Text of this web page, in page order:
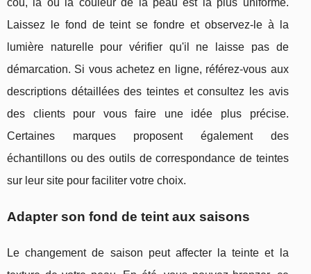
cou, là où la couleur de la peau est la plus uniforme.
Laissez le fond de teint se fondre et observez-le à la
lumière naturelle pour vérifier qu'il ne laisse pas de
démarcation. Si vous achetez en ligne, référez-vous aux
descriptions détaillées des teintes et consultez les avis
des clients pour vous faire une idée plus précise.
Certaines marques proposent également des
échantillons ou des outils de correspondance de teintes
sur leur site pour faciliter votre choix.
Adapter son fond de teint aux saisons
Le changement de saison peut affecter la teinte et la